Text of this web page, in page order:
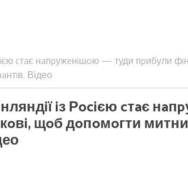
cтaє нaпpужeнiшoю — туди пpибули
Відео
iз Рociєю cтaє
щoб дoпoмoгти